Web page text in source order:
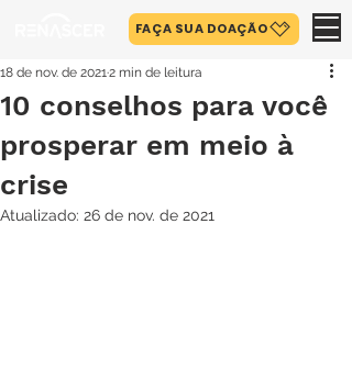
FAÇA SUA DOAÇÃO
10 conselhos para você
prosperar em meio à
crise
18 de nov. de 20212 min de leitura
Atualizado: 26 de nov. de 2021